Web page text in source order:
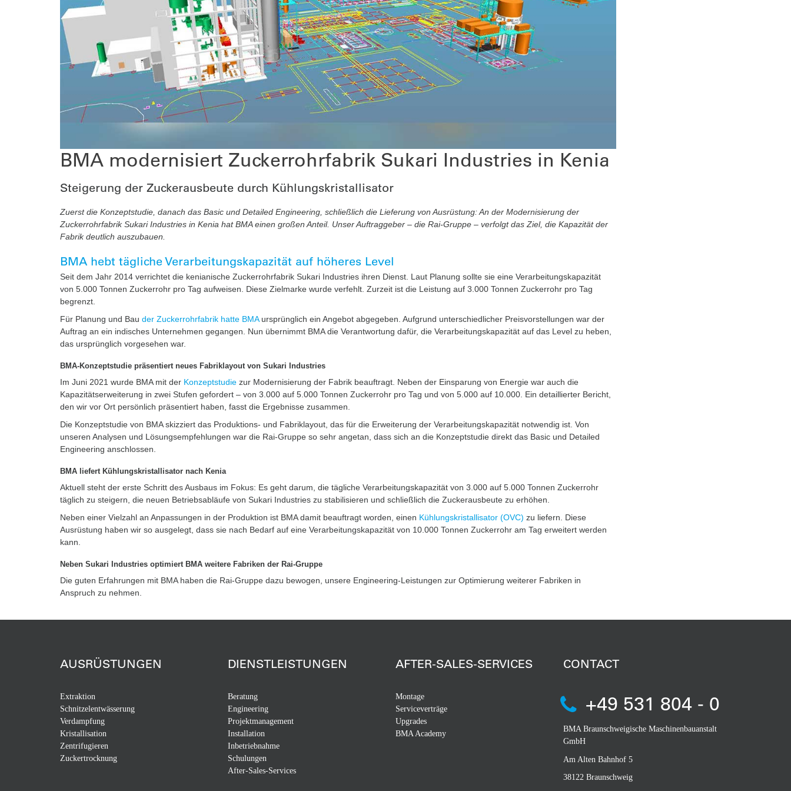
Automation
After-Sales-Services
Automation
BMA modernisiert Zuckerrohrfabrik Sukari Industries in Kenia
Steigerung der Zuckerausbeute durch Kühlungskristallisator
Zuerst die Konzeptstudie, danach das Basic und Detailed Engineering, schließlich die Lieferung von Ausrüstung: An der Modernisierung der
Zuckerrohrfabrik Sukari Industries in Kenia hat BMA einen großen Anteil. Unser Auftraggeber – die Rai-Gruppe – verfolgt das Ziel, die Kapazität der
Fabrik deutlich auszubauen.
BMA hebt tägliche Verarbeitungskapazität auf höheres Level
Seit dem Jahr 2014 verrichtet die kenianische Zuckerrohrfabrik Sukari Industries ihren Dienst. Laut Planung sollte sie eine Verarbeitungskapazität
von 5.000 Tonnen Zuckerrohr pro Tag aufweisen. Diese Zielmarke wurde verfehlt. Zurzeit ist die Leistung auf 3.000 Tonnen Zuckerrohr pro Tag
begrenzt.
Für Planung und Bau der Zuckerrohrfabrik hatte BMAursprünglich ein Angebot abgegeben. Aufgrund unterschiedlicher Preisvorstellungen war der
Auftrag an ein indisches Unternehmen gegangen. Nun übernimmt BMA die Verantwortung dafür, die Verarbeitungskapazität auf das Level zu heben,
das ursprünglich vorgesehen war.
BMA-Konzeptstudie präsentiert neues Fabriklayout von Sukari Industries
Im Juni 2021 wurde BMA mit der ​ Konzeptstudie zur Modernisierung der Fabrik beauftragt. Neben der Einsparung von Energie war auch die
Kapazitätserweiterung in zwei Stufen gefordert – von 3.000 auf 5.000 Tonnen Zuckerrohr pro Tag und von 5.000 auf 10.000. Ein detaillierter Bericht,
den wir vor Ort persönlich präsentiert haben, fasst die Ergebnisse zusammen.
Die Konzeptstudie von BMA skizziert das Produktions- und Fabriklayout, das für die Erweiterung der Verarbeitungskapazität notwendig ist. Von
unseren Analysen und Lösungsempfehlungen war die Rai-Gruppe so sehr angetan, dass sich an die Konzeptstudie direkt das Basic und Detailed
Engineering anschlossen.
BMA liefert Kühlungskristallisator nach Kenia
Aktuell steht der erste Schritt des Ausbaus im Fokus: Es geht darum, die tägliche Verarbeitungskapazität von 3.000 auf 5.000 Tonnen Zuckerrohr
täglich zu steigern, die neuen Betriebsabläufe von Sukari Industries zu stabilisieren und schließlich die Zuckerausbeute zu erhöhen.
Neben einer Vielzahl an Anpassungen in der Produktion ist BMA damit beauftragt worden, einen​​ Kühlungskristallisator (OVC) zu liefern. Diese
Ausrüstung haben wir so ausgelegt, dass sie nach Bedarf auf eine Verarbeitungskapazität von 10.000 Tonnen Zuckerrohr am Tag erweitert werden
kann.
Neben Sukari Industries optimiert BMA weitere Fabriken der Rai-Gruppe
Die guten Erfahrungen mit BMA haben die Rai-Gruppe dazu bewogen, unsere Engineering-Leistungen zur Optimierung weiterer Fabriken in
Anspruch zu nehmen.
AUSRÜSTUNGEN
Extraktion
Schnitzelentwässerung
Verdampfung
Kristallisation
Zentrifugieren
Zuckertrocknung
DIENSTLEISTUNGEN
Beratung
Engineering
Projektmanagement
Installation
Inbetriebnahme
Schulungen
After-Sales-Services
AFTER-SALES-SERVICES
Montage
Serviceverträge
Upgrades
BMA Academy
CONTACT
+49 531 804 - 0
BMA Braunschweigische Maschinenbauanstalt
GmbH
Am Alten Bahnhof 5
38122 Braunschweig